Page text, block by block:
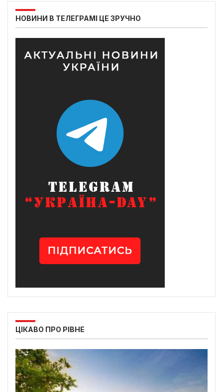
НОВИНИ В ТЕЛЕГРАМІ ЦЕ ЗРУЧНО
ЦІКАВО ПРО РІВНЕ